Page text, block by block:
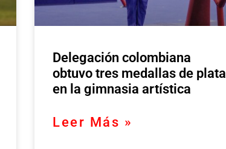
Delegación colombiana
obtuvo tres medallas de plata
en la gimnasia artística
Leer Más »